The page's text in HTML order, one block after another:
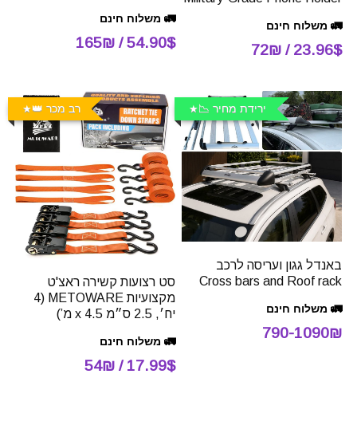
🚛 משלוח חינם
23.96$ / 72₪
🚛 משלוח חינם
54.90$ / 165₪
ירידת מחיר 📉
באנדל גגון ועריסה לרכב
Cross bars and Roof rack
🚛 משלוח חינם
790-1090₪
רב מכר 👑
סט רצועות קשירה ראצ'ט
מקצועיות METOWARE (4
יח׳, 2.5 ס״מ x 4.5 מʼ)
🚛 משלוח חינם
17.99$ / 54₪